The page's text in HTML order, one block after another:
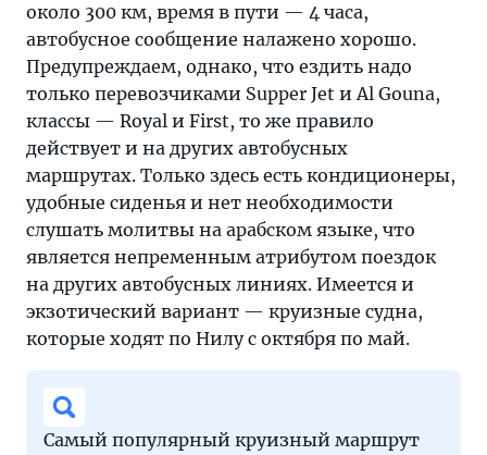
около 300 км, время в пути — 4 часа,
автобусное сообщение налажено хорошо.
Предупреждаем, однако, что ездить надо
только перевозчиками Supper Jet и Al Gouna,
классы — Royal и First, то же правило
действует и на других автобусных
маршрутах. Только здесь есть кондиционеры,
удобные сиденья и нет необходимости
слушать молитвы на арабском языке, что
является непременным атрибутом поездок
на других автобусных линиях. Имеется и
экзотический вариант — круизные судна,
которые ходят по Нилу с октября по май.
Самый популярный круизный маршрут